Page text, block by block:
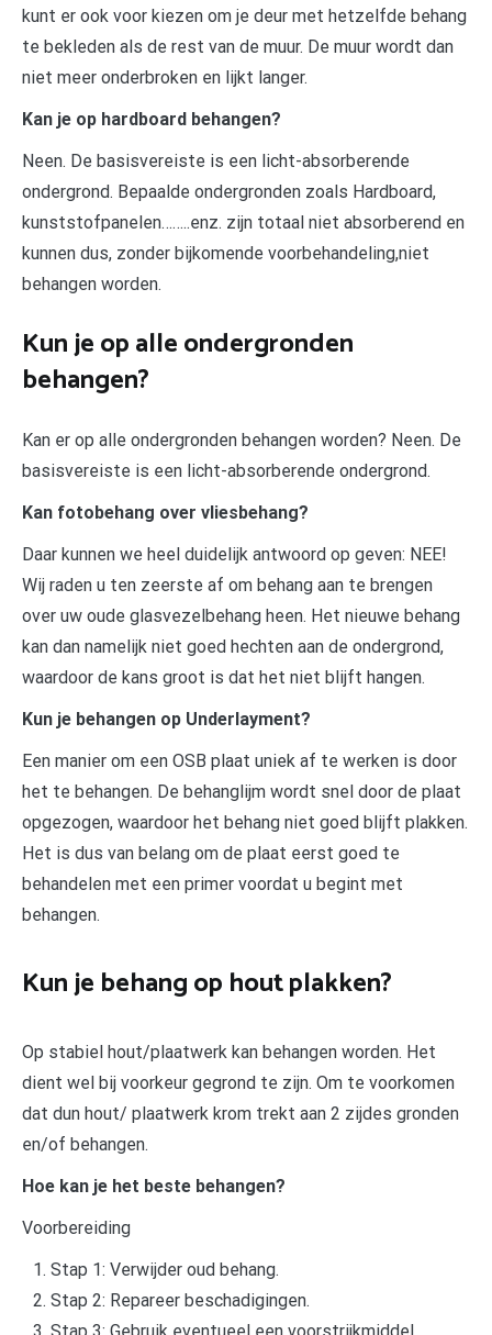
kunt er ook voor kiezen om je deur met hetzelfde behang
te bekleden als de rest van de muur. De muur wordt dan
niet meer onderbroken en lijkt langer.
Kan je op hardboard behangen?
Neen. De basisvereiste is een licht-absorberende
ondergrond. Bepaalde ondergronden zoals Hardboard,
kunststofpanelen……..enz. zijn totaal niet absorberend en
kunnen dus, zonder bijkomende voorbehandeling,niet
behangen worden.
Kun je op alle ondergronden
behangen?
Kan er op alle ondergronden behangen worden? Neen. De
basisvereiste is een licht-absorberende ondergrond.
Kan fotobehang over vliesbehang?
Daar kunnen we heel duidelijk antwoord op geven: NEE!
Wij raden u ten zeerste af om behang aan te brengen
over uw oude glasvezelbehang heen. Het nieuwe behang
kan dan namelijk niet goed hechten aan de ondergrond,
waardoor de kans groot is dat het niet blijft hangen.
Kun je behangen op Underlayment?
Een manier om een OSB plaat uniek af te werken is door
het te behangen. De behanglijm wordt snel door de plaat
opgezogen, waardoor het behang niet goed blijft plakken.
Het is dus van belang om de plaat eerst goed te
behandelen met een primer voordat u begint met
behangen.
Kun je behang op hout plakken?
Op stabiel hout/plaatwerk kan behangen worden. Het
dient wel bij voorkeur gegrond te zijn. Om te voorkomen
dat dun hout/ plaatwerk krom trekt aan 2 zijdes gronden
en/of behangen.
Hoe kan je het beste behangen?
Voorbereiding
Stap 1: Verwijder oud behang.
Stap 2: Repareer beschadigingen.
Stap 3: Gebruik eventueel een voorstrijkmiddel.